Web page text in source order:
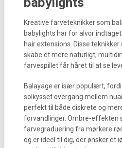
Kreative farveteknikker som
babylights har for alvor
hair extensions. Disse
skabe et mere naturligt,
farvespillet får håret til at se
Balayage er især populært, fordi
solkysset overgang mellem
perfekt til både diskrete og
forvandlinger. Ombre-effekten
farvegraduering fra mørkere
og er ideel til dig, der ønsker et